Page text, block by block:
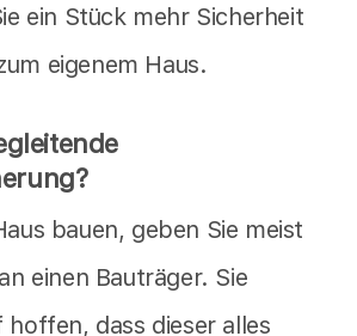
ein Stück mehr Sicherheit
eigenem Haus.
bauen, geben Sie meist
einen Bauträger. Sie
hoffen, dass dieser alles